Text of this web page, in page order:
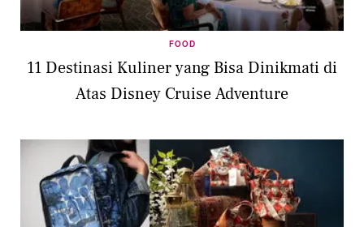
FOOD
11 Destinasi Kuliner yang Bisa Dinikmati di
Atas Disney Cruise Adventure